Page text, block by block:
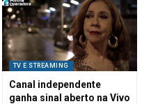
TV E STREAMING
Canal independente
ganha sinal aberto na Vivo